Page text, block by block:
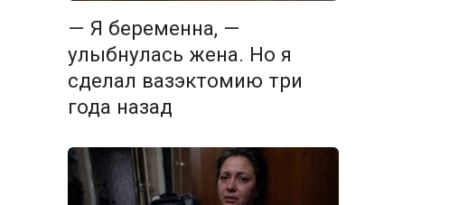
— Я беременна, —
улыбнулась жена. Но я
сделал вазэктомию три
года назад